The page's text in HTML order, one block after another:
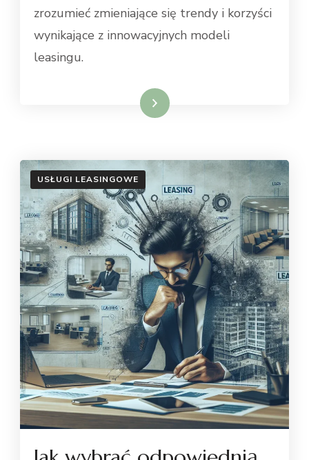
zrozumieć zmieniające się trendy i korzyści
wynikające z innowacyjnych modeli
leasingu.
Dowiedz się więcej
USŁUGI LEASINGOWE